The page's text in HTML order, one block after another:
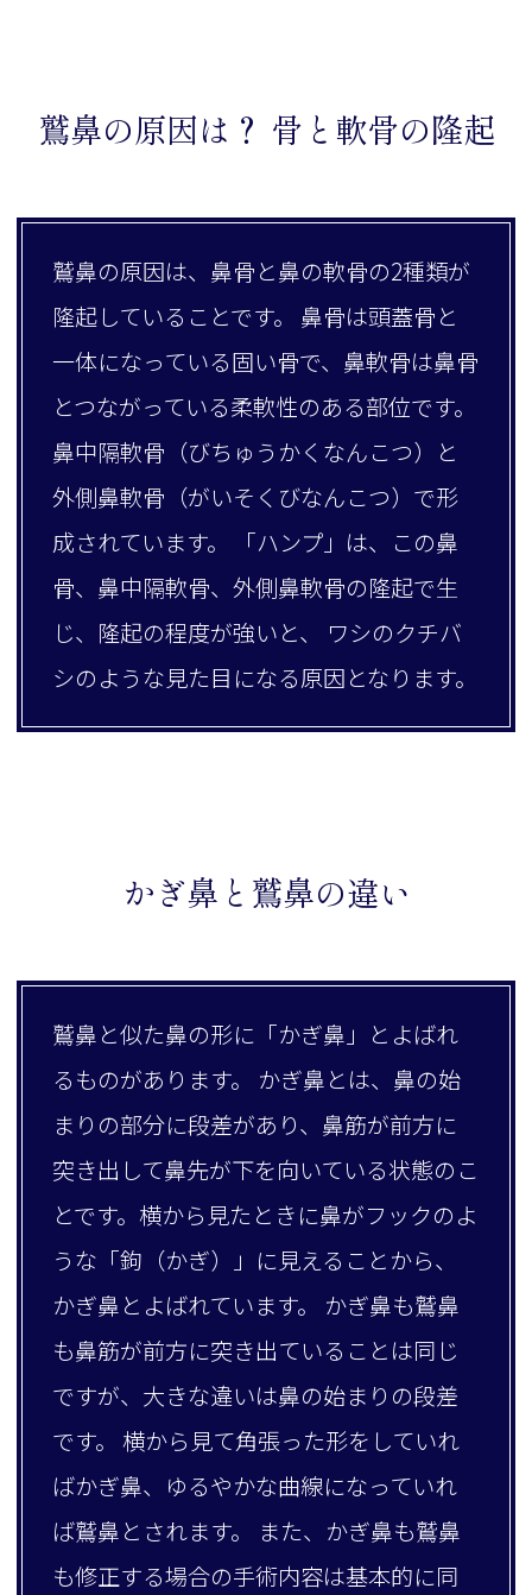
鷲鼻の原因は？ 骨と軟骨の隆起
鷲鼻の原因は、鼻骨と鼻の軟骨の2種類が
隆起していることです。 鼻骨は頭蓋骨と
一体になっている固い骨で、鼻軟骨は鼻骨
とつながっている柔軟性のある部位です。
鼻中隔軟骨（びちゅうかくなんこつ）と
外側鼻軟骨（がいそくびなんこつ）で形
成されています。 「ハンプ」は、この鼻
骨、鼻中隔軟骨、外側鼻軟骨の隆起で生
じ、隆起の程度が強いと、 ワシのクチバ
シのような見た目になる原因となります。
かぎ鼻と鷲鼻の違い
鷲鼻と似た鼻の形に「かぎ鼻」とよばれ
るものがあります。 かぎ鼻とは、鼻の始
まりの部分に段差があり、鼻筋が前方に
突き出して鼻先が下を向いている状態のこ
とです。横から見たときに鼻がフックのよ
うな「鉤（かぎ）」に見えることから、
かぎ鼻とよばれています。 かぎ鼻も鷲鼻
も鼻筋が前方に突き出ていることは同じ
ですが、大きな違いは鼻の始まりの段差
です。 横から見て角張った形をしていれ
ばかぎ鼻、ゆるやかな曲線になっていれ
ば鷲鼻とされます。 また、かぎ鼻も鷲鼻
も修正する場合の手術内容は基本的に同